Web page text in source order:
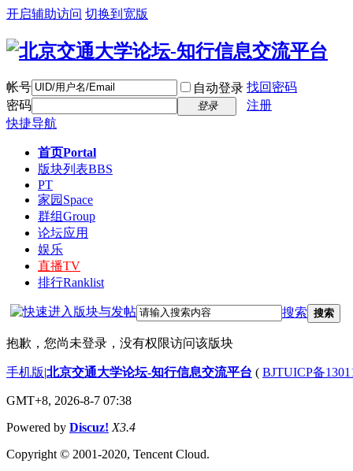
开启辅助访问 切换到宽版
帐号 自动登录 找回密码
密码
登录
注册
快捷导航
首页Portal
版块列表BBS
PT
家园 Space
群组Group
论坛应用
娱乐
直播TV
排行Ranklist
搜索 搜索
抱歉，您尚未登录，没有权限访问该版块
手机版|北京交通大学论坛-知行信息交流平台 ( BJTUICP备
GMT+8, 2026-8-7 07:38
Powered by Discuz! X3.4
Copyright © 2001-2020, Tencent Cloud.